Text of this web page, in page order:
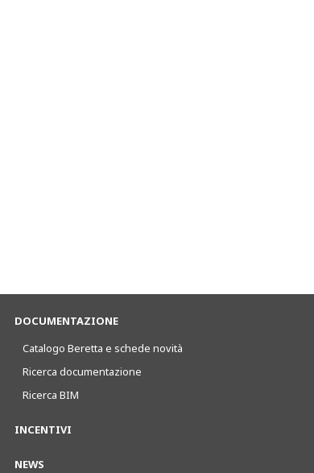
DOCUMENTAZIONE
Catalogo Beretta e schede novità
Ricerca documentazione
Ricerca BIM
INCENTIVI
NEWS